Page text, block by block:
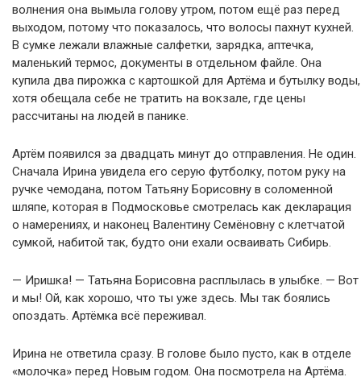
волнения она вымыла голову утром, потом ещё раз перед
выходом, потому что показалось, что волосы пахнут кухней.
В сумке лежали влажные салфетки, зарядка, аптечка,
маленький термос, документы в отдельном файле. Она
купила два пирожка с картошкой для Артёма и бутылку воды,
хотя обещала себе не тратить на вокзале, где цены
рассчитаны на людей в панике.
Артём появился за двадцать минут до отправления. Не один.
Сначала Ирина увидела его серую футболку, потом руку на
ручке чемодана, потом Татьяну Борисовну в соломенной
шляпе, которая в Подмосковье смотрелась как декларация
о намерениях, и наконец Валентину Семёновну с клетчатой
сумкой, набитой так, будто они ехали осваивать Сибирь.
— Иришка! — Татьяна Борисовна расплылась в улыбке. — Вот
и мы! Ой, как хорошо, что ты уже здесь. Мы так боялись
опоздать. Артёмка всё переживал.
Ирина не ответила сразу. В голове было пусто, как в отделе
«молочка» перед Новым годом. Она посмотрела на Артёма.